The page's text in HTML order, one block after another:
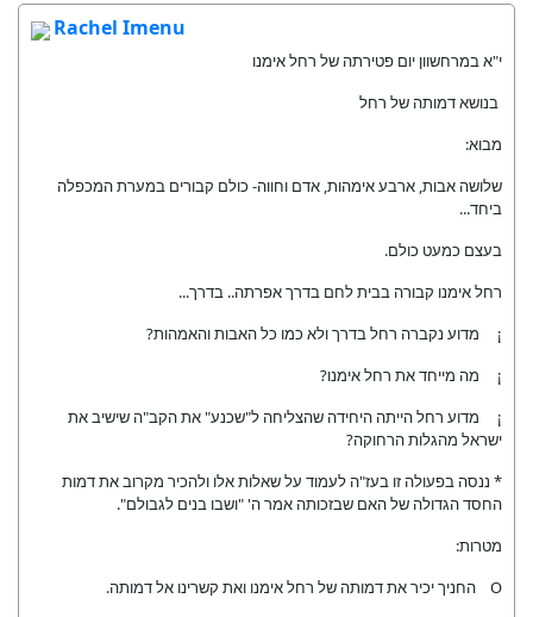
Rachel Imenu
י"א במרחשוון יום פטירתה של רחל אימנו
בנושא דמותה של רחל
מבוא:
שלושה אבות, ארבע אימהות, אדם וחווה- כולם קבורים במערת המכפלה
ביחד...
בעצם כמעט כולם.
רחל אימנו קבורה בבית לחם בדרך אפרתה.. בדרך...
¡ מדוע נקברה רחל בדרך ולא כמו כל האבות והאמהות?
¡ מה מייחד את רחל אימנו?
¡ מדוע רחל הייתה היחידה שהצליחה ל"שכנע" את הקב"ה שישיב את
ישראל מהגלות הרחוקה?
* ננסה בפעולה זו בעז"ה לעמוד על שאלות אלו ולהכיר מקרוב את דמות
החסד הגדולה של האם שבזכותה אמר ה' "ושבו בנים לגבולם".
מטרות:
O החניך יכיר את דמותה של רחל אימנו ואת קשרינו אל דמותה.